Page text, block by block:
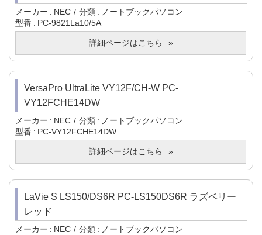
メーカー NEC 分類
ノートブックパソコン
型番
PC-9821La10/5A
詳細ページはこちら
VersaPro UltraLite VY12F/CH-W PC-
VY12FCHE14DW
メーカー NEC 分類
ノートブックパソコン
型番
PC-VY12FCHE14DW
詳細ページはこちら
LaVie S LS150/DS6R PC-LS150DS6R ラズベリー
レッド
メーカー NEC 分類
ノートブックパソコン